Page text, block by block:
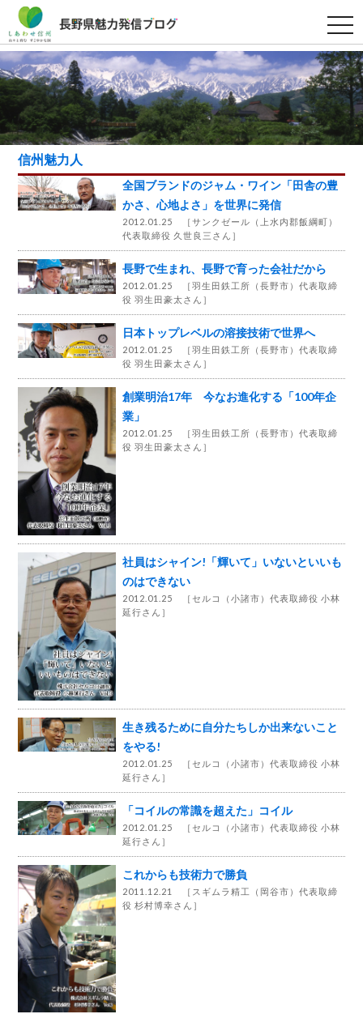
t
o
g
g
l
e
n
a
v
g
i
信州魅力人
全国ブランドのジャム・ワイン「田舎の豊
かさ、心地よさ」を世界に発信
2012.01.25 ［サンクゼール（上水内郡飯綱町）
代表取締役 久世良三さん ］
長野で生まれ、長野で育った会社だから
2012.01.25 ［羽生田鉄工所（長野市）代表取締
役 羽生田豪太さん ］
日本トップレベルの溶接技術で世界へ
2012.01.25 ［羽生田鉄工所（長野市）代表取締
役 羽生田豪太さん ］
創業明治17年 今なお進化する「100年企
業」
2012.01.25 ［羽生田鉄工所（長野市）代表取締
役 羽生田豪太さん ］
社員はシャイン!「輝いて」いないといいも
のはできない
2012.01.25 ［ セルコ（小諸市）代表取締役 小林
延行さん ］
生き残るために自分たちしか出来ないこと
をやる!
2012.01.25 ［ セルコ（小諸市）代表取締役 小林
延行さん ］
「コイルの常識を超えた」コイル
2012.01.25 ［ セルコ（小諸市）代表取締役 小林
延行さん ］
これからも技術力で勝負
2011.12.21 ［ スギムラ精工（岡谷市）代表取締
役 杉村博幸さん ］